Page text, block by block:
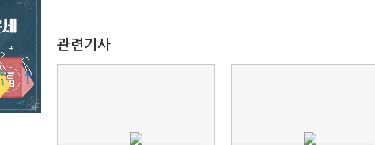
관련기사